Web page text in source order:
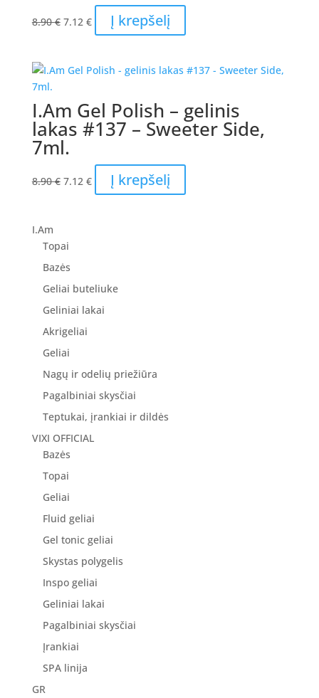
8.90€ Original
8.90 €.
7.12 €Current
price
7.12 €.
Į krepšelį
I.Am Gel Polish – gelinis
lakas #137 – Sweeter Side,
7ml.
8.90€ Original
7.12 €Current
price
Į krepšelį
I.Am
Topai
Bazės
Geliai buteliuke
Geliniai lakai
Akrigeliai
Geliai
Nagų ir odelių priežiūra
Pagalbiniai skysčiai
Teptukai, įrankiai ir dildės
VIXI OFFICIAL
Bazės
Topai
Geliai
Fluid geliai
Gel tonic geliai
Skystas polygelis
Inspo geliai
Geliniai lakai
Pagalbiniai skysčiai
Įrankiai
SPA linija
GR